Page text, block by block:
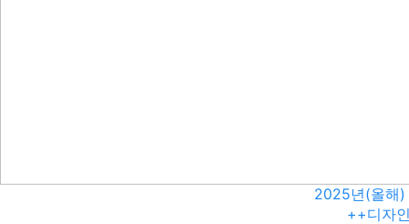
2025년(올해)
++디자